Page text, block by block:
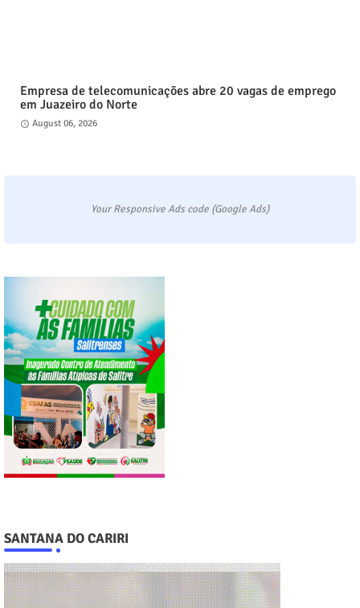
Empresa de telecomunicações abre 20 vagas de emprego
em Juazeiro do Norte
August 06, 2026
Your Responsive Ads code (Google Ads)
SANTANA DO CARIRI